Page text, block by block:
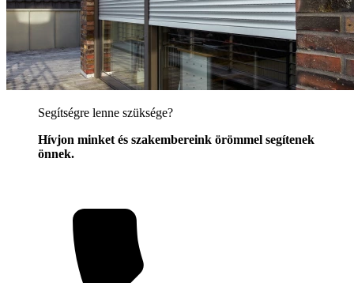
Segítségre lenne szüksége?
Hívjon minket és szakembereink örömmel segítenek
önnek.